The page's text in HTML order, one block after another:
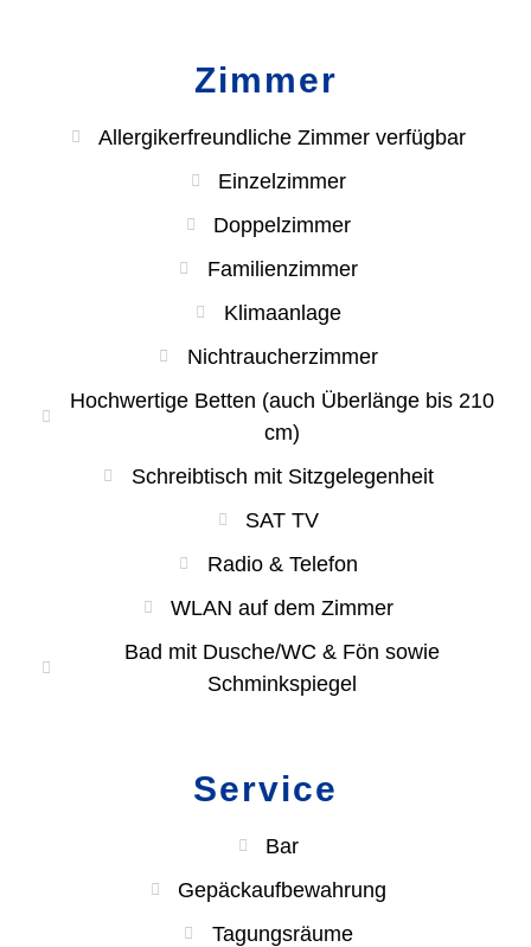
Zimmer
Allergikerfreundliche Zimmer verfügbar
Einzelzimmer
Doppelzimmer
Familienzimmer
Klimaanlage
Nichtraucherzimmer
Hochwertige Betten (auch Überlänge bis 210
cm)
Schreibtisch mit Sitzgelegenheit
SAT TV
Radio & Telefon
WLAN auf dem Zimmer
Bad mit Dusche/WC & Fön sowie
Schminkspiegel
Service
Bar
Gepäckaufbewahrung
Tagungsräume